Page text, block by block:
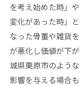
アンティ
骨董品買取の
骨董品買
レトロ雑
アンティ
を考え始めた時」
変化があった時」
なった骨董や雑貨
が悪化し価値が下
城県栗原市のよう
影響を与える場合